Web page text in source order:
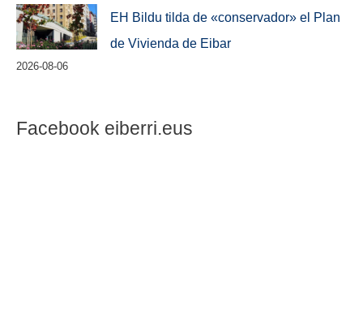
EH Bildu tilda de «conservador» el Plan
de Vivienda de Eibar
2026-08-06
Facebook eiberri.eus